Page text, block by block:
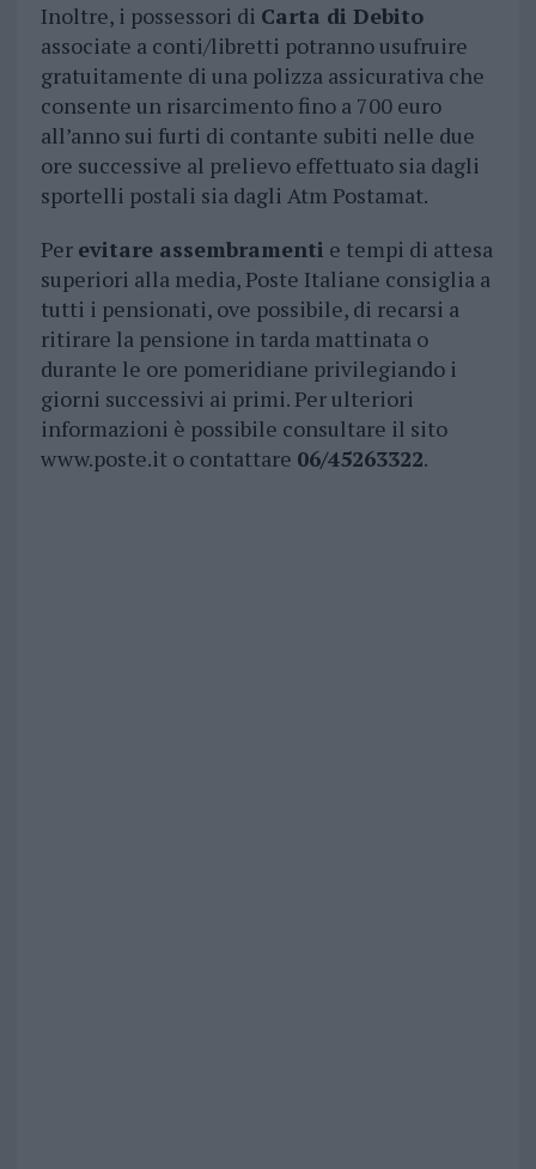
Inoltre, i possessori di Carta di Debito
associate a conti/libretti potranno usufruire
gratuitamente di una polizza assicurativa che
consente un risarcimento fino a 700 euro
all’anno sui furti di contante subiti nelle due
ore successive al prelievo effettuato sia dagli
sportelli postali sia dagli Atm Postamat.
Per evitare assembramenti e tempi di attesa
superiori alla media, Poste Italiane consiglia a
tutti i pensionati, ove possibile, di recarsi a
ritirare la pensione in tarda mattinata o
durante le ore pomeridiane privilegiando i
giorni successivi ai primi. Per ulteriori
informazioni è possibile consultare il sito
www.poste.it o contattare 06/45263322.